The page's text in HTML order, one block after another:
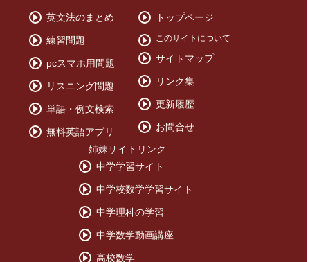
英文法のまとめ
練習問題
pcスマホ用問題
リスニング問題
単語・例文検索
無料英語アプリ
トップページ
このサイトについて
サイトマップ
リンク集
更新履歴
お問合せ
姉妹サイトリンク
中学学習サイト
中学校数学学習サイト
中学理科の学習
中学数学動画講座
高校数学